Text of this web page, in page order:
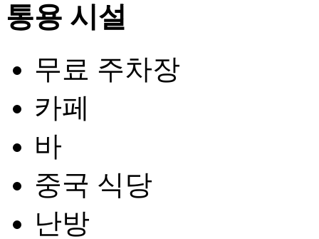
통용 시설
무료 주차장
카페
바
중국 식당
난방